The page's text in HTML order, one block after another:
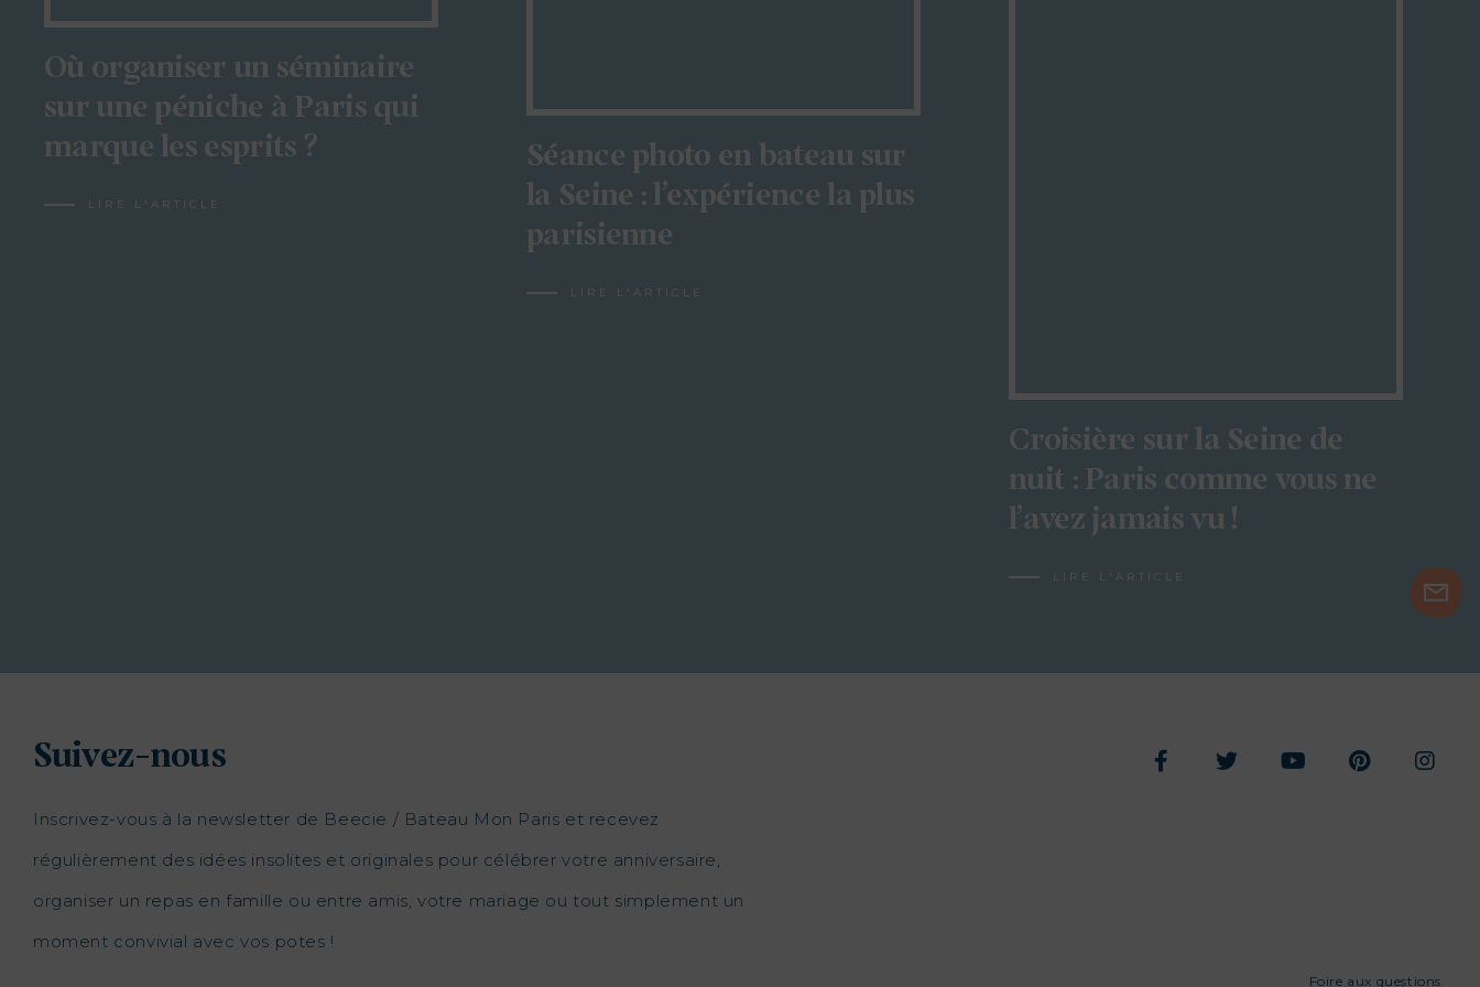
Où organiser un séminaire
sur une péniche à Paris qui
marque les esprits ?
LIRE L'ARTICLE
Séance photo en bateau sur
la Seine : l’expérience la plus
parisienne
LIRE L'ARTICLE
Croisière sur la Seine de
nuit : Paris comme vous ne
l’avez jamais vu !
LIRE L'ARTICLE
Suivez-nous
Inscrivez-vous à la newsletter de Beecie / Bateau Mon Paris et recevez
régulièrement des idées insolites et originales pour célébrer votre anniversaire,
organiser un repas en famille ou entre amis, votre mariage ou tout simplement un
moment convivial avec vos potes !
Foire aux questions